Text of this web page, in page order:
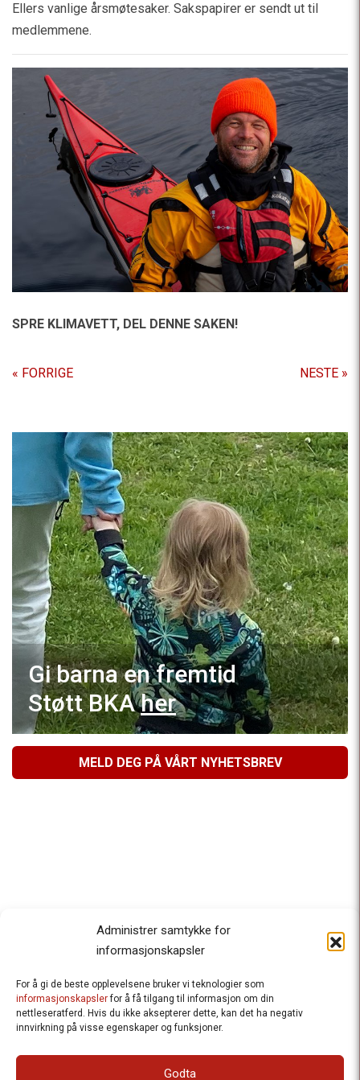
Administrer samtykke for
informasjonskapsler
For å gi de beste opplevelsene bruker vi teknologier som
informasjonskapslerfor å få tilgang til informasjon om din
nettleseratferd. Hvis du ikke aksepterer dette, kan det ha negativ
innvirkning på visse egenskaper og funksjoner.
Godta
Ellers vanlige årsmøtesaker. Sakspapirer er sendt ut til
medlemmene.
SPRE KLIMAVETT, DEL DENNE SAKEN!
« FORRIGE NESTE »
Gi barna en fremtid
Støtt BKAher
MELD DEG PÅ VÅRT NYHETSBREV
Besteforeldrenes klimaaksjon
Ansvarlig redaktør
: Halfdan Wiik |